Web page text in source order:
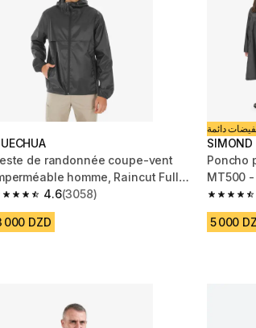
de randonnée coupe-vent
homme, Raincut Full
noir
4.6
out of 5 stars from 3058 reviews
(3058)
000 DZD
دائمة
SIMOND
Poncho
4.6 out
5 000